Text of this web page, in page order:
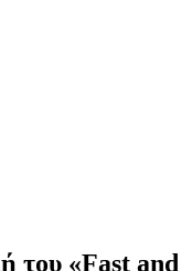
του «Fast and